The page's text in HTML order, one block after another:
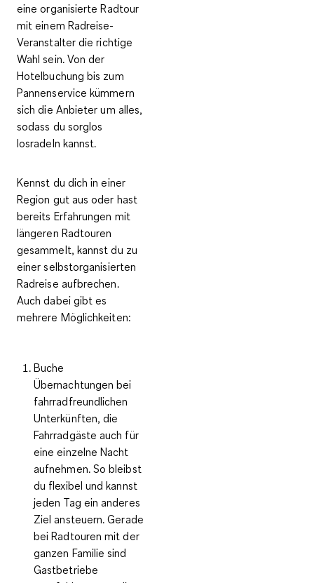
eineorganisierte Radtour
mit einem Radreise-
Veranstalterdie richtige
Wahl sein. Von der
Hotelbuchung bis zum
Pannenservice kümmern
sich die Anbieter um alles,
sodass du sorglos
losradeln kannst.
Kennst du dich in einer
Region gut aus oder hast
bereits Erfahrungen mit
längeren Radtouren
gesammelt, kannst du zu
einerselbstorganisierten
Radreise aufbrechen.
Auch dabei gibt es
mehrere Möglichkeiten:
Buche
Übernachtungen bei
fahrradfreundlichen
Unterkünften, die
Fahrradgäste auch für
eine einzelne Nacht
aufnehmen. So bleibst
du flexibel und kannst
jeden Tag ein anderes
Ziel ansteuern. Gerade
bei Radtouren mit der
ganzen Familie sind
Gastbetriebe